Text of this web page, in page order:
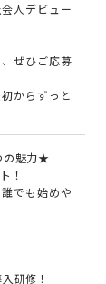
人デビュー
ぜひご応募
からずっと
の魅力★
！
でも始めや
研修！